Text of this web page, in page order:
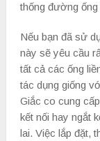
thống đường
Nếu bạn đã sử
này sẽ yêu cầu
tất cả các ống
tác dụng giống
Giắc co cung
kết nối hay ngắt
lai. Việc lắp đặt,